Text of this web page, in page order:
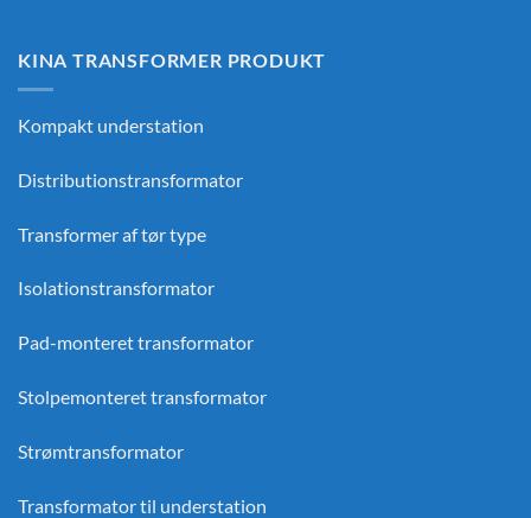
KINA TRANSFORMER PRODUKT
Kompakt understation
Distributionstransformator
Transformer af tør type
Isolationstransformator
Pad-monteret transformator
Stolpemonteret transformator
Strømtransformator
Transformator til understation